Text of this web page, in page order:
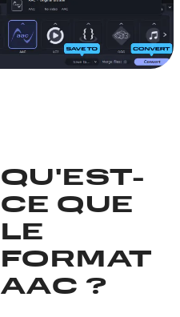
QU'EST-
CE QUE
LE
FORMAT
AAC ?